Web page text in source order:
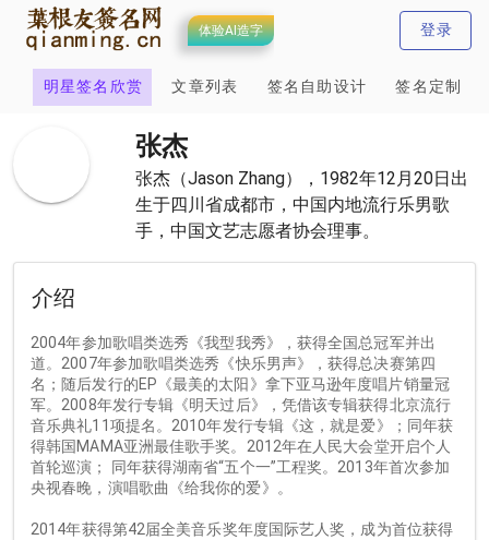
体验AI造字 登录
明星签名欣赏 文章列表 签名自助设计 签名定制
张杰
张杰（Jason Zhang），1982年12月20日出
生于四川省成都市，中国内地流行乐男歌
手，中国文艺志愿者协会理事。
介绍
2004年参加歌唱类选秀《我型我秀》，获得全国总冠军并出
道。2007年参加歌唱类选秀《快乐男声》，获得总决赛第四
名；随后发行的EP《最美的太阳》拿下亚马逊年度唱片销量冠
军。2008年发行专辑《明天过后》，凭借该专辑获得北京流行
音乐典礼11项提名。2010年发行专辑《这，就是爱》；同年获
得韩国MAMA亚洲最佳歌手奖。2012年在人民大会堂开启个人
首轮巡演； 同年获得湖南省“五个一”工程奖。2013年首次参加
央视春晚，演唱歌曲《给我你的爱》。
2014年获得第42届全美音乐奖年度国际艺人奖，成为首位获得